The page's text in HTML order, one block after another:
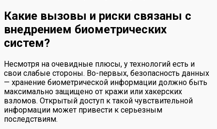
Какие вызовы и риски связаны с
внедрением биометрических
систем?
Несмотря на очевидные плюсы, у технологий есть и
свои слабые стороны. Во-первых, безопасность данных
— хранение биометрической информации должно быть
максимально защищено от кражи или хакерских
взломов. Открытый доступ к такой чувствительной
информации может привести к серьезным
последствиям.